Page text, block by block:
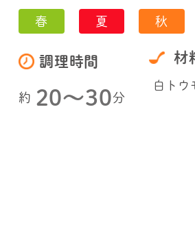
春 夏 秋
調理時間
約 20〜30分
材
白トウ